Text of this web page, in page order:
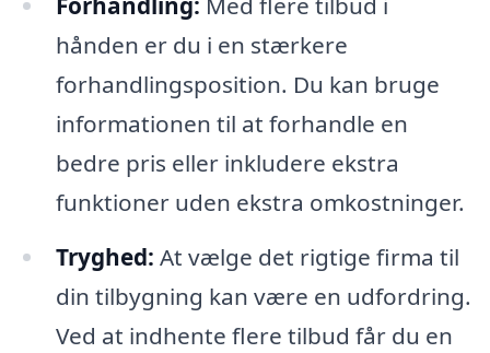
hånden er du i en stærkere
forhandlingsposition. Du kan bruge
informationen til at forhandle en
bedre pris eller inkludere ekstra
funktioner uden ekstra omkostninger.
Tryghed: At vælge det rigtige firma til
din tilbygning kan være en udfordring.
Ved at indhente flere tilbud får du en